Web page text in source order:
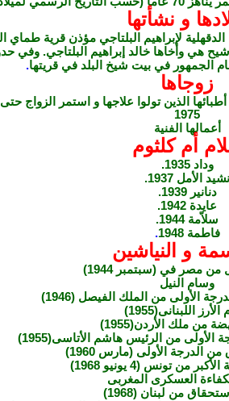
و نشأتها
في محافظة الدقهلية لإبراهيم البلتاجي مؤذن قرية
هي وأخاها خالد إبراهيم البلتاجي. وفي
الجمهور في بيت شيخ البلد في قريتها.
زوجاها
الذين تولوا علاجها و استمر الزواج حتى
1975
أعمالها الفنية
أم كلثوم
وداد 1935.
نشيد الأمل 1937.
دنانير 1939.
عايدة 1942.
سلاّمة 1944.
فاطمة 1948
.
و النياشين
من مصر في (سبتمبر 1944)
وسام النيل
الأولى من الملك الفيصل (1946)
اللبنانى(1955)
من ملك الأردن(1955)
من الرئيس هاشم الأتاسى(1955)
الدرجة الأولى (مارس 1960)
من تونس (4 يونيو 1968)
العسكرى المغربى
من لبنان (1968)